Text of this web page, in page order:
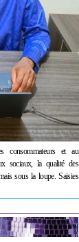
consommateurs et au
sociaux, la qualité des
sous la loupe. Saisies